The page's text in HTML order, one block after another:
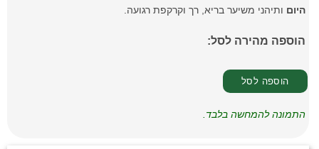
היום ותיהני משיער בריא, רך וקרקפת רגועה.
הוספה מהירה לסל:
התמונה להמחשה בלבד.